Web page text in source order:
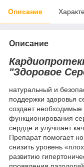
Описание
Описание
"Здоровое
натуральный и
поддержки здоровья
создает
функционирования
сердце и улучшает
Препарат помогает
снизить уровень
развитию